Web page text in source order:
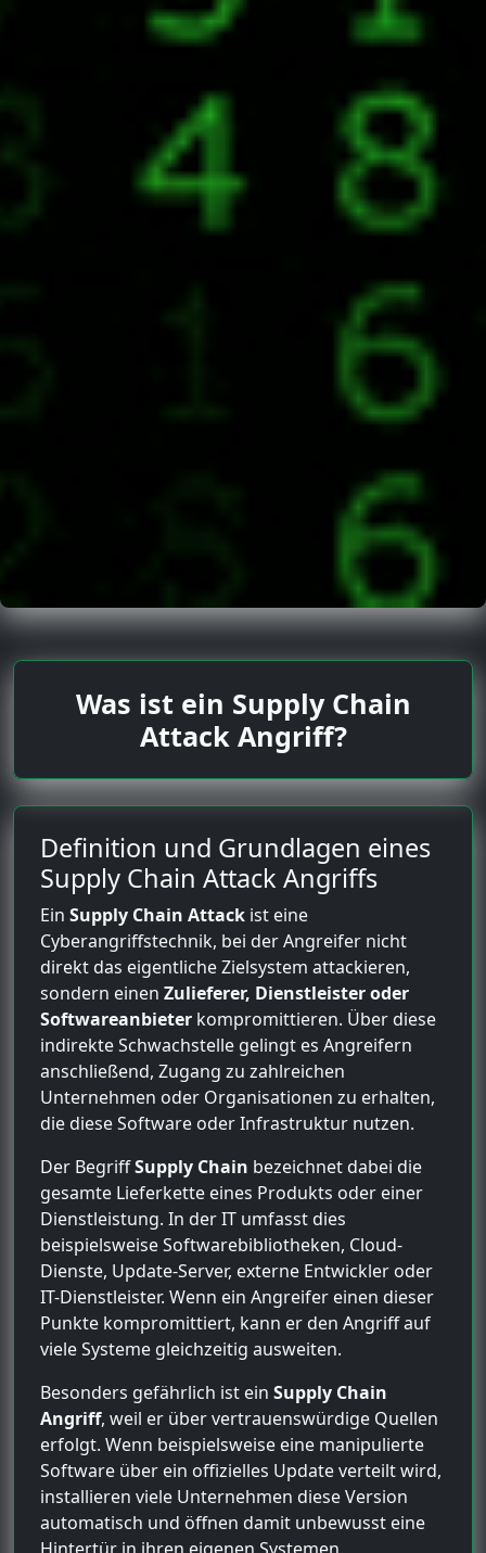
Was ist ein Supply Chain
Attack Angriff?
Definition und Grundlagen eines
Supply Chain Attack Angriffs
Ein Supply Chain Attack ist eine
Cyberangriffstechnik, bei der Angreifer nicht
direkt das eigentliche Zielsystem attackieren,
sondern einen Zulieferer, Dienstleister oder
Softwareanbieter kompromittieren. Über diese
indirekte Schwachstelle gelingt es Angreifern
anschließend, Zugang zu zahlreichen
Unternehmen oder Organisationen zu erhalten,
die diese Software oder Infrastruktur nutzen.
Der BegriffSupply Chain bezeichnet dabei die
gesamte Lieferkette eines Produkts oder einer
Dienstleistung. In der IT umfasst dies
beispielsweise Softwarebibliotheken, Cloud-
Dienste, Update-Server, externe Entwickler oder
IT-Dienstleister. Wenn ein Angreifer einen dieser
Punkte kompromittiert, kann er den Angriff auf
viele Systeme gleichzeitig ausweiten.
Besonders gefährlich ist ein Supply Chain
Angriff, weil er über vertrauenswürdige Quellen
erfolgt. Wenn beispielsweise eine manipulierte
Software über ein offizielles Update verteilt wird,
installieren viele Unternehmen diese Version
automatisch und öffnen damit unbewusst eine
Hintertür in ihren eigenen Systemen.